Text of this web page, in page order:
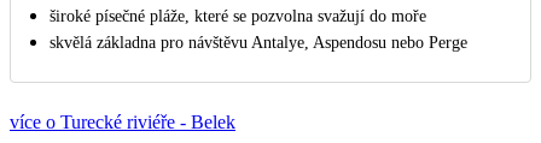
široké písečné pláže, které se pozvolna svažují do moře
skvělá základna pro návštěvu Antalye, Aspendosu nebo Perge
více o Turecké riviéře - Belek